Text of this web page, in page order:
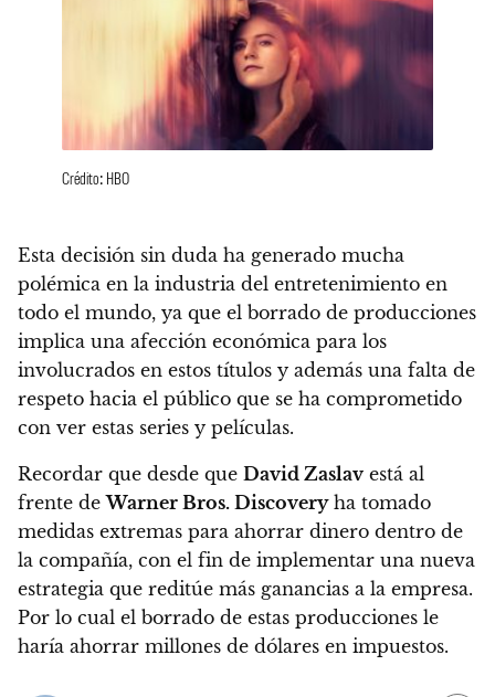
Crédito: HBO
Esta decisión sin duda ha generado mucha
polémica en la industria del entretenimiento en
todo el mundo, ya que el borrado de producciones
implica una afección económica para los
involucrados en estos títulos y además una falta de
respeto hacia el público que se ha comprometido
con ver estas series y películas.
Recordar que desde que David Zaslav está al
frente deWarner Bros. Discoveryha tomado
medidas extremas para ahorrar dinero dentro de
la compañía, con el fin de implementar una nueva
estrategia que reditúe más ganancias a la empresa.
Por lo cual el borrado de estas producciones le
haría ahorrar millones de dólares en impuestos.